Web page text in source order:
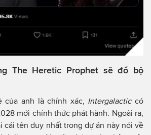
The Heretic Prophet sẽ đổ bộ
của anh là chính xác, Intergalacticcó
mới chính thức phát hành. Ngoài ra,
cái tên duy nhất trong dự án này nói về